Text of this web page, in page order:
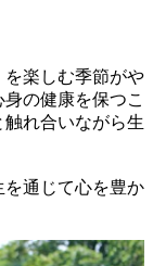
楽しむ季節がや
の健康を保つこ
れ合いながら生
通じて心を豊か